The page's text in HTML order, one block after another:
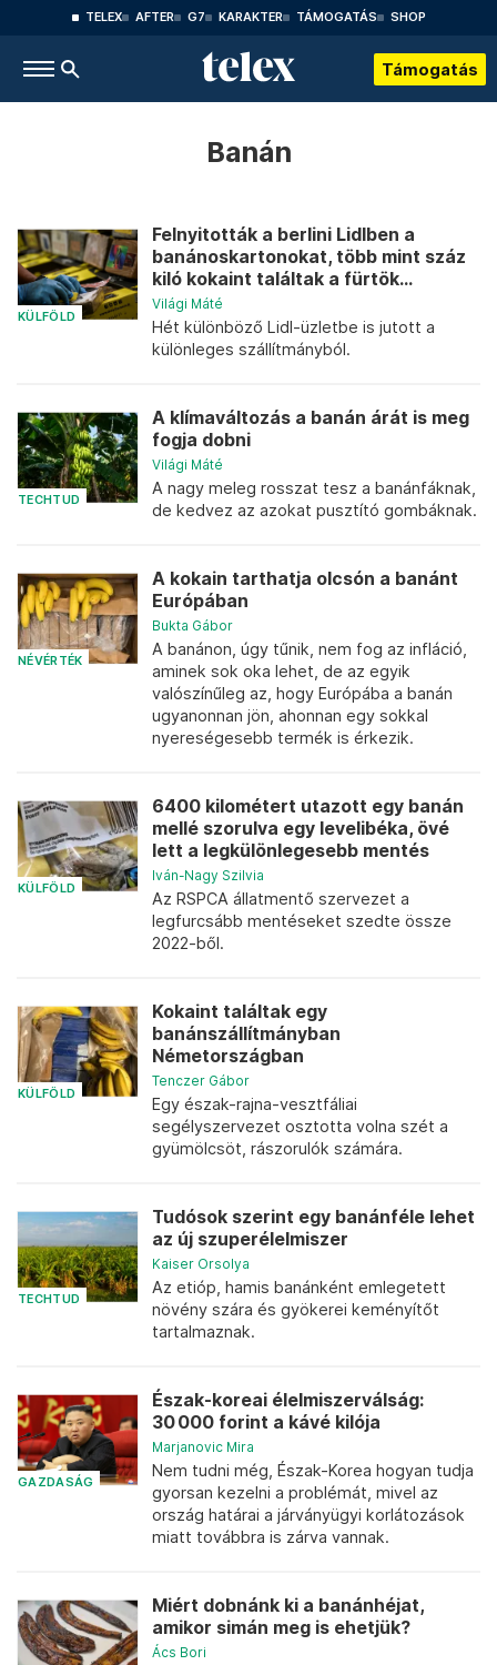
TELEX AFTER G7 KARAKTER TÁMOGATÁS SHOP
Támogatás
Banán
KÜLFÖLD
Felnyitották a berlini Lidlben a
banánoskartonokat, több mint száz
kiló kokaint találtak a fürtök...
Világi Máté
Hét különböző Lidl-üzletbe is jutott a
különleges szállítmányból.
TECHTUD
A klímaváltozás a banán árát is meg
fogja dobni
Világi Máté
A nagy meleg rosszat tesz a banánfáknak,
de kedvez az azokat pusztító gombáknak.
NÉVÉRTÉK
A kokain tarthatja olcsón a banánt
Európában
Bukta Gábor
A banánon, úgy tűnik, nem fog az infláció,
aminek sok oka lehet, de az egyik
valószínűleg az, hogy Európába a banán
ugyanonnan jön, ahonnan egy sokkal
nyereségesebb termék is érkezik.
KÜLFÖLD
6400 kilométert utazott egy banán
mellé szorulva egy levelibéka, övé
lett a legkülönlegesebb mentés
Iván-Nagy Szilvia
Az RSPCA állatmentő szervezet a
legfurcsább mentéseket szedte össze
2022-ből.
KÜLFÖLD
Kokaint találtak egy
banánszállítmányban
Németországban
Tenczer Gábor
Egy észak-rajna-vesztfáliai
segélyszervezet osztotta volna szét a
gyümölcsöt, rászorulók számára.
TECHTUD
Tudósok szerint egy banánféle lehet
az új szuperélelmiszer
Kaiser Orsolya
Az etióp, hamis banánként emlegetett
növény szára és gyökerei keményítőt
tartalmaznak.
GAZDASÁG
Észak-koreai élelmiszerválság:
30 000 forint a kávé kilója
Marjanovic Mira
Nem tudni még, Észak-Korea hogyan tudja
gyorsan kezelni a problémát, mivel az
ország határai a járványügyi korlátozások
miatt továbbra is zárva vannak.
Miért dobnánk ki a banánhéjat,
amikor simán meg is ehetjük?
Ács Bori